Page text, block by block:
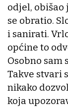
odjel, obišao
se obratio.
i sanirati.
općine to
Osobno sam
Takve stvari
nikako
koja